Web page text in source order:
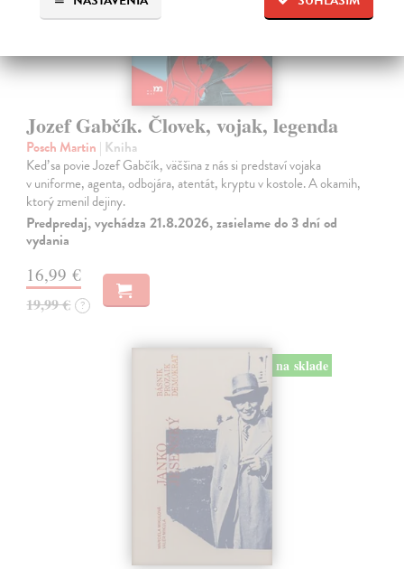
Jozef Gabčík. Človek, vojak, legenda
Posch Martin | Kniha
Keď sa povie Jozef Gabčík, väčšina z nás si predstaví vojaka
v uniforme, agenta, odbojára, atentát, kryptu v kostole. A okamih,
ktorý zmenil dejiny.
Predpredaj, vychádza 21.8.2026, zasielame do 3 dní od
vydania
16,99 €
19,99 € ?
na sklade